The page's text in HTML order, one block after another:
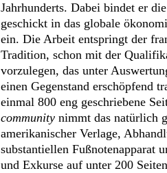
Jahrhunderts. Dabei bindet er
geschickt in das globale
ein. Die Arbeit entspringt der
Tradition, schon mit der
vorzulegen, das unter
einen Gegenstand erschöpfend
einmal 800 eng geschriebene
community nimmt das natürlich
amerikanischer Verlage,
substantiellen Fußnotenapparat
und Exkurse auf unter 200